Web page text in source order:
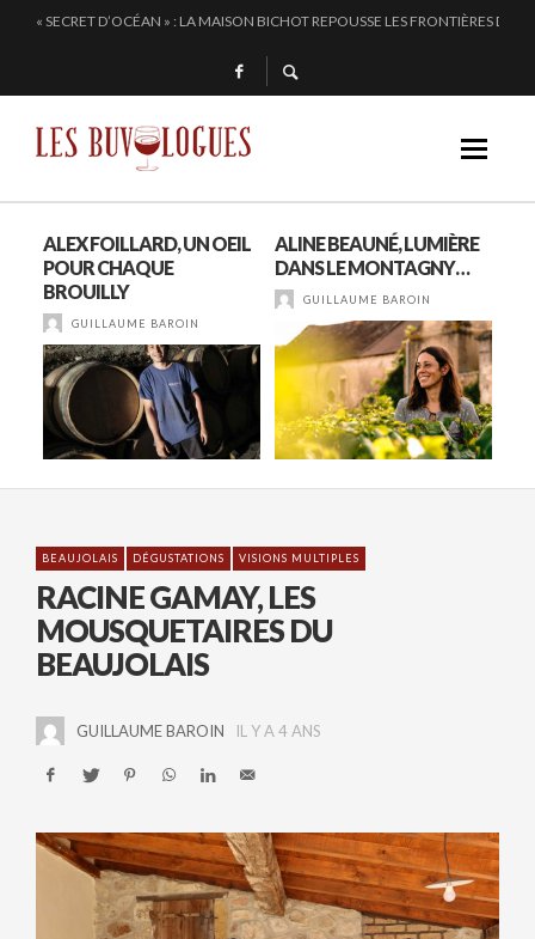
ALTUGNAC, LE COEUR DE L’AUDE BAT PLUS FORT
CHEZ DOMINIQUE GRUHIER, C’EST BULLE, BLANC, ROUGE !
EN 2024, JULIE PITOISET DESSINE LE TRIANGLE DES MOULIN À VENT
ALEX FOILLARD, UN OEIL
POUR CHAQUE
BROUILLY
GUILLAUME BAROIN
ALINE BEAUNÉ, LUMIÈRE
DANS LE MONTAGNY…
GUILLAUME BAROIN
BEAUJOLAIS DÉGUSTATIONS VISIONS MULTIPLES
RACINE GAMAY, LES
MOUSQUETAIRES DU
BEAUJOLAIS
GUILLAUME BAROIN IL Y A 4 ANS